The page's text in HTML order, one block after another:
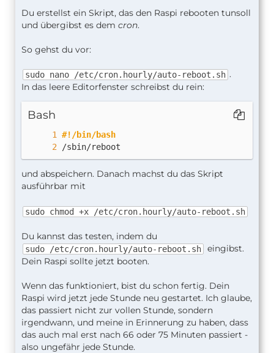
Du erstellst ein Skript, das den Raspi rebooten tunsoll
und übergibst es dem cron.
So gehst du vor:
sudo nano /etc/cron.hourly/auto-reboot.sh .
In das leere Editorfenster schreibst du rein:
Bash
#!/bin/bash
/sbin/reboot
und abspeichern. Danach machst du das Skript
ausführbar mit
sudo chmod +x /etc/cron.hourly/auto-reboot.sh
Du kannst das testen, indem du
sudo /etc/cron.hourly/auto-reboot.sh
eingibst.
Dein Raspi sollte jetzt booten.
Wenn das funktioniert, bist du schon fertig. Dein
Raspi wird jetzt jede Stunde neu gestartet. Ich glaube,
das passiert nicht zur vollen Stunde, sondern
irgendwann, und meine in Erinnerung zu haben, dass
das auch mal erst nach 66 oder 75 Minuten passiert -
also ungefähr jede Stunde.